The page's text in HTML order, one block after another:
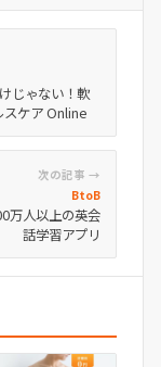
じゃない！軟
スケア Online
次の記事 →
BtoB
万人以上の英会
話学習アプリ